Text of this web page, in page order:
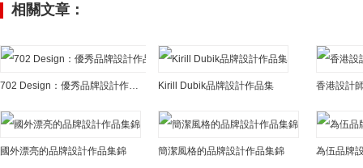
相關文章：
702 Design：優秀品牌設計作品集 Kirill Dubik品牌設計作品集
國外漂亮的品牌設計作品集錦 簡潔風格的品牌設計作品集錦 為伍品牌